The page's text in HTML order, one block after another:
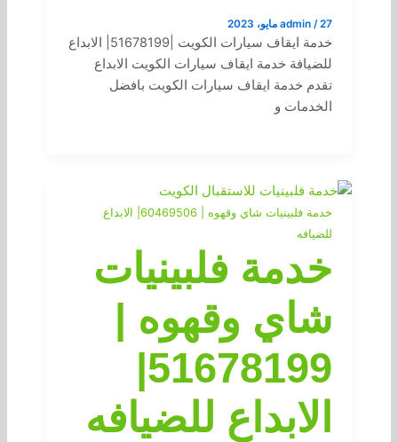
admin /27 مايو، 2023
خدمة ايقاف سيارات الكويت |51678199| الابداع
للضيافة خدمة ايقاف سيارات الكويت الابداع
تقدم خدمة ايقاف سيارات الكويت بافضل
الخدمات و
خدمة فلبينيات شاي وقهوه | 60469506| الابداع
للضيافه
خدمة فلبينيات
شاي وقهوه |
51678199|
الابداع للضيافه